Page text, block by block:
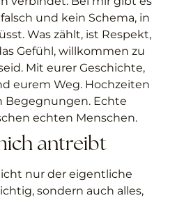
und kein Schema, in
Was zählt, ist Respekt,
Gefühl, willkommen zu
Mit eurer Geschichte,
eurem Weg. Hochzeiten
Begegnungen. Echte
echten Menschen.
antreibt
nur der eigentliche
sondern auch alles,